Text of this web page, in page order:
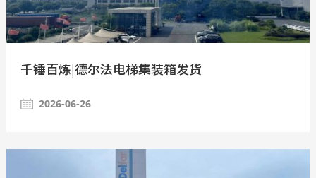
千锤百炼|德尔法电梯集装箱发货
2026-06-26